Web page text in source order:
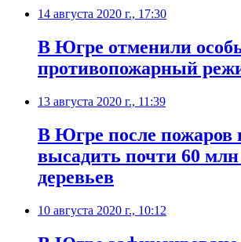
14 августа 2020 г., 17:30
В Югре отменили
противопожарный
13 августа 2020 г., 11:39
В Югре после пожаров
высадить почти 60 млн
деревьев
10 августа 2020 г., 10:12